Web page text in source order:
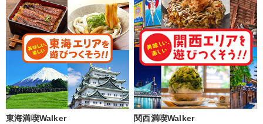
東海満喫Walker 関西満喫Walker